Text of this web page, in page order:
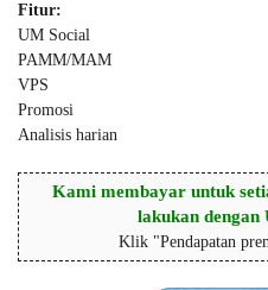
Fitur:
UM Social
PAMM/MAM
VPS
Promosi
Analisis harian
Kami membayar untuk
lakukan
Klik "Pendapatan